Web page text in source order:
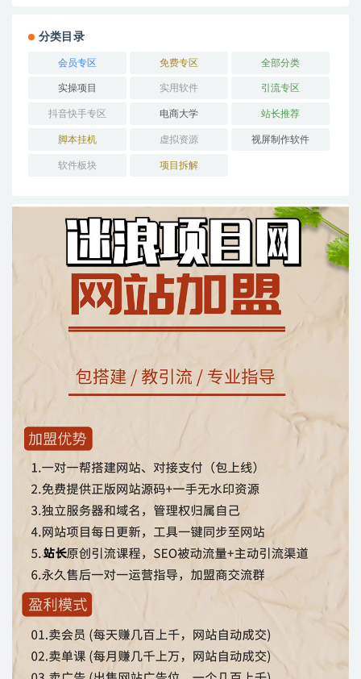
分类目录
会员专区 免费专区 全部分类
实操项目 实用软件 引流专区
抖音快手专区 电商大学 站长推荐
脚本挂机 虚拟资源 视屏制作软件
软件板块 项目拆解